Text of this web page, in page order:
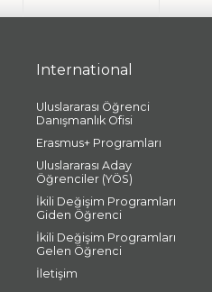
International
Uluslararası Öğrenci
Danışmanlık Ofisi
Erasmus+ Programları
Uluslararası Aday
Öğrenciler (YÖS)
İkili Değişim Programları
Giden Öğrenci
İkili Değişim Programları
Gelen Öğrenci
İletişim